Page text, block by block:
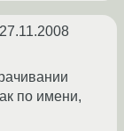
27.11.2008
по имени,